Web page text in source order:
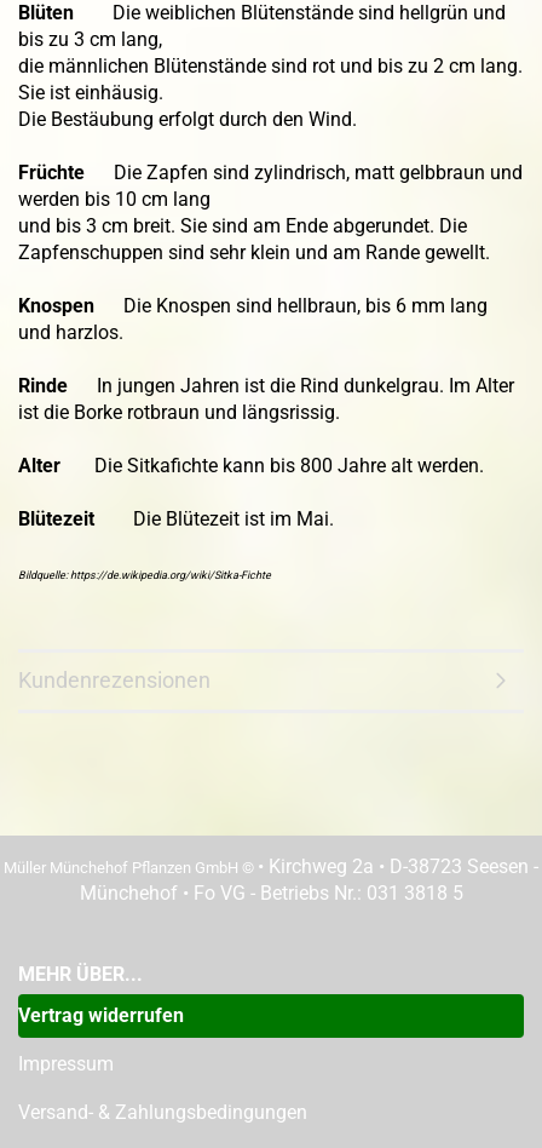
Blüten Die weiblichen Blütenstände sind hellgrün und
bis zu 3 cm lang,
die männlichen Blütenstände sind rot und bis zu 2 cm lang.
Sie ist einhäusig.
Die Bestäubung erfolgt durch den Wind.
Früchte Die Zapfen sind zylindrisch, matt gelbbraun und
werden bis 10 cm lang
und bis 3 cm breit. Sie sind am Ende abgerundet. Die
Zapfenschuppen sind sehr klein und am Rande gewellt.
Knospen Die Knospen sind hellbraun, bis 6 mm lang
und harzlos.
Rinde In jungen Jahren ist die Rind dunkelgrau. Im Alter
ist die Borke rotbraun und längsrissig.
Alter Die Sitkafichte kann bis 800 Jahre alt werden.
BlütezeitDie Blütezeit ist im Mai.
Bildquelle: https://de.wikipedia.org/wiki/Sitka-Fichte
Kundenrezensionen
Müller Münchehof Pflanzen GmbH © • Kirchweg 2a • D-38723 Seesen -
Münchehof • Fo VG - Betriebs Nr.: 031 3818 5
MEHR ÜBER...
Vertrag widerrufen
Impressum
Versand- & Zahlungsbedingungen